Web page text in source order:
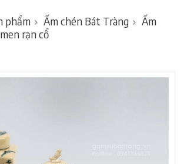
phẩm Ấm chén Bát Tràng
Ấm
rạn cổ